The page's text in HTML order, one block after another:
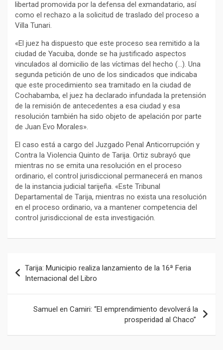
libertad promovida por la defensa del exmandatario, así
como el rechazo a la solicitud de traslado del proceso a
Villa Tunari.
«El juez ha dispuesto que este proceso sea remitido a la
ciudad de Yacuiba, donde se ha justificado aspectos
vinculados al domicilio de las víctimas del hecho (…). Una
segunda petición de uno de los sindicados que indicaba
que este procedimiento sea tramitado en la ciudad de
Cochabamba, el juez ha declarado infundada la pretensión
de la remisión de antecedentes a esa ciudad y esa
resolución también ha sido objeto de apelación por parte
de Juan Evo Morales».
El caso está a cargo del Juzgado Penal Anticorrupción y
Contra la Violencia Quinto de Tarija. Ortiz subrayó que
mientras no se emita una resolución en el proceso
ordinario, el control jurisdiccional permanecerá en manos
de la instancia judicial tarijeña. «Este Tribunal
Departamental de Tarija, mientras no exista una resolución
en el proceso ordinario, va a mantener competencia del
control jurisdiccional de esta investigación.
de
entradas
Tarija: Municipio realiza lanzamiento de la 16ª Feria
Internacional del Libro
Samuel en Camiri: “El emprendimiento devolverá la
prosperidad al Chaco”